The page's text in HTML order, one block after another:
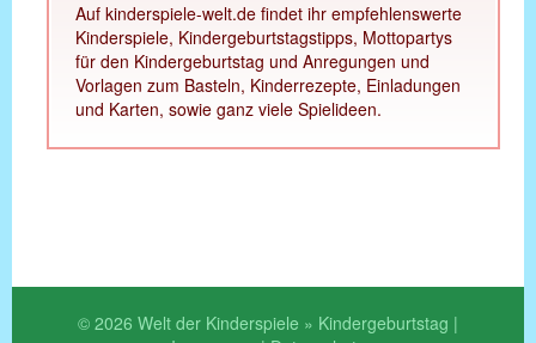
Auf kinderspiele-welt.de findet ihr empfehlenswerte
Kinderspiele, Kindergeburtstagstipps, Mottopartys
für den Kindergeburtstag und Anregungen und
Vorlagen zum Basteln, Kinderrezepte, Einladungen
und Karten, sowie ganz viele Spielideen.
© 2026 Welt der Kinderspiele » Kindergeburtstag |